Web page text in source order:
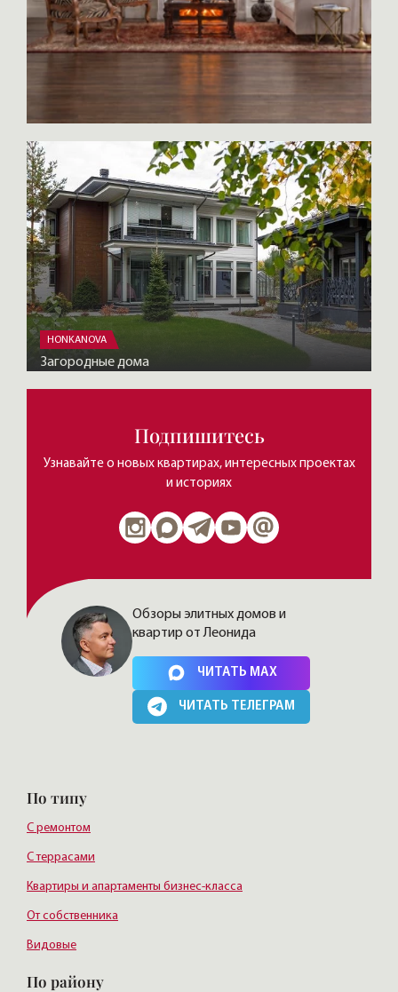
HONKANOVA
Загородные дома
Подпишитесь
Узнавайте о новых квартирах, интересных проектах
и историях
Нажимая на кнопку, Вы соглашаетесь cполитикой сайта
Обзоры элитных домов и
квартир от Леонида
ЧИТАТЬ MAX
ЧИТАТЬ ТЕЛЕГРАМ
По типу
С ремонтом
С террасами
Квартиры и апартаменты бизнес-класса
От собственника
Видовые
По району